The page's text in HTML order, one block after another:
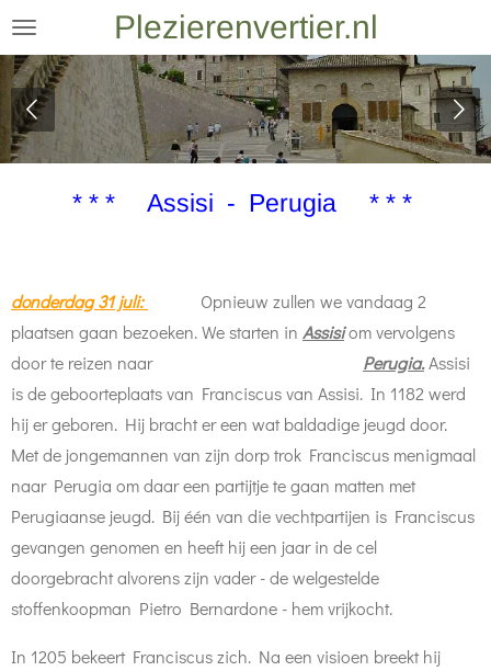
Ga
direct
naar
de
hoofdinhoud
Plezierenvertier.nl
* * * Assisi - Perugia * * *
donderdag 31 juli:
Opnieuw zullen we vandaag 2
plaatsen gaan bezoeken. We starten in Assisiom vervolgens
door te reizen naar Perugia.Assisi
is de geboorteplaats van Franciscus van Assisi. In 1182 werd
hij er geboren. Hij bracht er een wat baldadige jeugd door.
Met de jongemannen van zijn dorp trok Franciscus menigmaal
naar Perugia om daar een partijtje te gaan matten met
Perugiaanse jeugd. Bij één van die vechtpartijen is Franciscus
gevangen genomen en heeft hij een jaar in de cel
doorgebracht alvorens zijn vader - de welgestelde
stoffenkoopman Pietro Bernardone - hem vrijkocht.
In 1205 bekeert Franciscus zich. Na een visioen breekt hij